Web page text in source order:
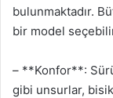
bulunmaktadır.
bir model
– **Konfor**:
gibi unsurlar,